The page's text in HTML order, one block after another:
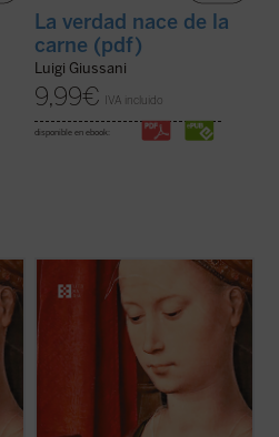
La verdad nace de la
carne (pdf)
Luigi Giussani
9,99€ IVA incluido
disponible en ebook:
A la vez brutal y religiosa, simbolista y
romántica, poética y realista,
Anunciación a María es probablemente la
obra más emblemática y popular de su
autor. Claudel trabajó sobre ella durante
más de veinte años, despojándola de ...